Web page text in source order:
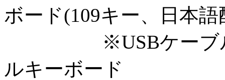
ボード(109キー、日本語
※USBケーブル
ルキーボード